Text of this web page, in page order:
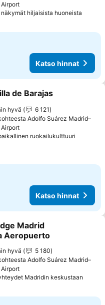
Airport
hiljaisista huoneista
Katso hinnat
suosikkeihin
de Barajas
hyvä
6 121
Adolfo Suárez Madrid–
Airport
ruokailukulttuuri
Katso hinnat
suosikkeihin
Madrid
Aeropuerto
hyvä
5 180
Adolfo Suárez Madrid–
Airport
Madridin keskustaan